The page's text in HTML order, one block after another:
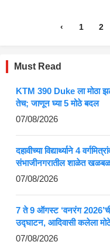
‹ 1 2
Must Read
KTM 390 Duke ला मोठा
तेच; जाणून घ्या 5 मोठे बदल
07/08/2026
दहावीच्या विद्यार्थ्याने 4
संभाजीनगरातील शाळेत खळबळ
07/08/2026
7 ते 9 ऑगस्ट ‘वनरंग
उद्घाटन, आदिवासी कलेला मोठे
07/08/2026